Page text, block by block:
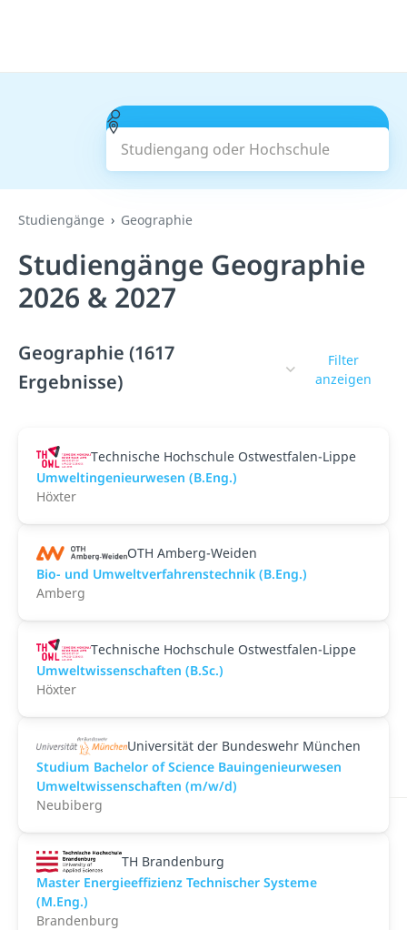
Studiengang oder Hochschule
Suchen
Studiengänge Geographie
Studiengänge Geographie
2026 & 2027
Geographie (1617
Ergebnisse)
Filter
anzeigen
Technische Hochschule Ostwestfalen-Lippe
Umweltingenieurwesen (B.Eng.)
Höxter
OTH Amberg-Weiden
Bio- und Umweltverfahrenstechnik (B.Eng.)
Amberg
Technische Hochschule Ostwestfalen-Lippe
Umweltwissenschaften (B.Sc.)
Höxter
Universität der Bundeswehr München
Studium Bachelor of Science Bauingenieurwesen
Umweltwissenschaften (m/w/d)
Neubiberg
TH Brandenburg
Master Energieeffizienz Technischer Systeme
(M.Eng.)
Brandenburg